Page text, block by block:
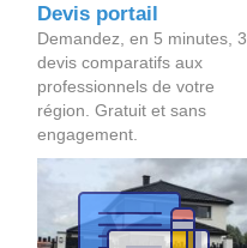
Devis portail
Demandez, en 5 minutes, 3
devis comparatifs aux
professionnels de votre
région. Gratuit et sans
engagement.